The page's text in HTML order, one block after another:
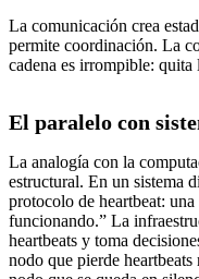
La comunicación crea
permite coordinación. La
cadena es irrompible:
El paralelo con
La analogía con la
estructural. En un sistema
protocolo de heartbeat:
funcionando.” La
heartbeats y toma
nodo que pierde